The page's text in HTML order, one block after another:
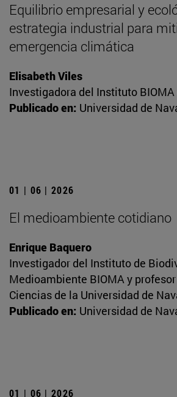
Equilibrio empresarial y
estrategia industrial para
emergencia climática
Elisabeth Viles
Investigadora del Instituto BIOMA
Publicado en: Universidad de
01 | 06 | 2026
El medioambiente cotidiano
Enrique Baquero
Investigador del Instituto de
Medioambiente BIOMA y
Ciencias de la Universidad de
Publicado en: Universidad de
01 | 06 | 2026